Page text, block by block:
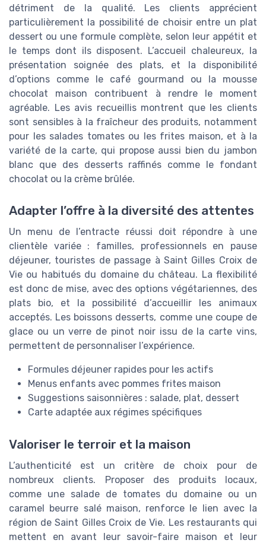
détriment de la qualité. Les clients apprécient
particulièrement la possibilité de choisir entre un plat
dessert ou une formule complète, selon leur appétit et
le temps dont ils disposent. L’accueil chaleureux, la
présentation soignée des plats, et la disponibilité
d’options comme le café gourmand ou la mousse
chocolat maison contribuent à rendre le moment
agréable. Les avis recueillis montrent que les clients
sont sensibles à la fraîcheur des produits, notamment
pour les salades tomates ou les frites maison, et à la
variété de la carte, qui propose aussi bien du jambon
blanc que des desserts raffinés comme le fondant
chocolat ou la crème brûlée.
Adapter l’offre à la diversité des attentes
Un menu de l’entracte réussi doit répondre à une
clientèle variée : familles, professionnels en pause
déjeuner, touristes de passage à Saint Gilles Croix de
Vie ou habitués du domaine du château. La flexibilité
est donc de mise, avec des options végétariennes, des
plats bio, et la possibilité d’accueillir les animaux
acceptés. Les boissons desserts, comme une coupe de
glace ou un verre de pinot noir issu de la carte vins,
permettent de personnaliser l’expérience.
Formules déjeuner rapides pour les actifs
Menus enfants avec pommes frites maison
Suggestions saisonnières : salade, plat, dessert
Carte adaptée aux régimes spécifiques
Valoriser le terroir et la maison
L’authenticité est un critère de choix pour de
nombreux clients. Proposer des produits locaux,
comme une salade de tomates du domaine ou un
caramel beurre salé maison, renforce le lien avec la
région de Saint Gilles Croix de Vie. Les restaurants qui
mettent en avant leur savoir-faire maison et leur